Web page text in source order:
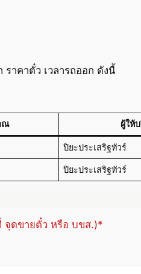
าคาตั๋ว เวลารถออก ดังนี้
ณ ผู้ให้
ปิยะประเสริฐทัวร์
ปิยะประเสริฐทัวร์
จุดขายตั๋ว หรือ บขส.)*